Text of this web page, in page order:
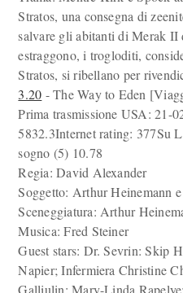
Stratos, una consegna di
salvare gli abitanti di Merak II
estraggono, i trogloditi,
Stratos, si ribellano per
3.20 - The Way to Eden
Prima trasmissione USA: 21-
5832.3Internet rating: 377Su
sogno (5) 10.78
Regia: David Alexander
Soggetto: Arthur Heinemann
Sceneggiatura: Arthur
Musica: Fred Steiner
Guest stars: Dr. Sevrin: Skip
Napier; Infermiera Christine
Galliulin: Mary-Linda